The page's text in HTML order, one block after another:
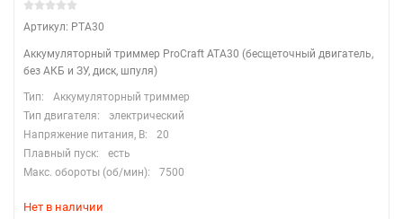
Артикул: PTA30
Аккумуляторный триммер ProCraft ATA30 (бесщеточный двигатель,
без АКБ и ЗУ, диск, шпуля)
Тип:
Аккумуляторный триммер
Тип двигателя:
электрический
Напряжение питания, В:
20
Плавный пуск:
есть
Макс. обороты (об/мин):
7500
Нет в наличии